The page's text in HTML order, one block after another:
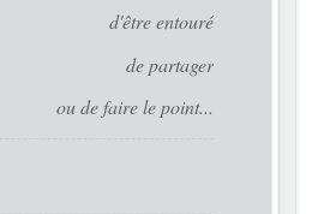
d'être entouré
de partager
ou de faire le point...